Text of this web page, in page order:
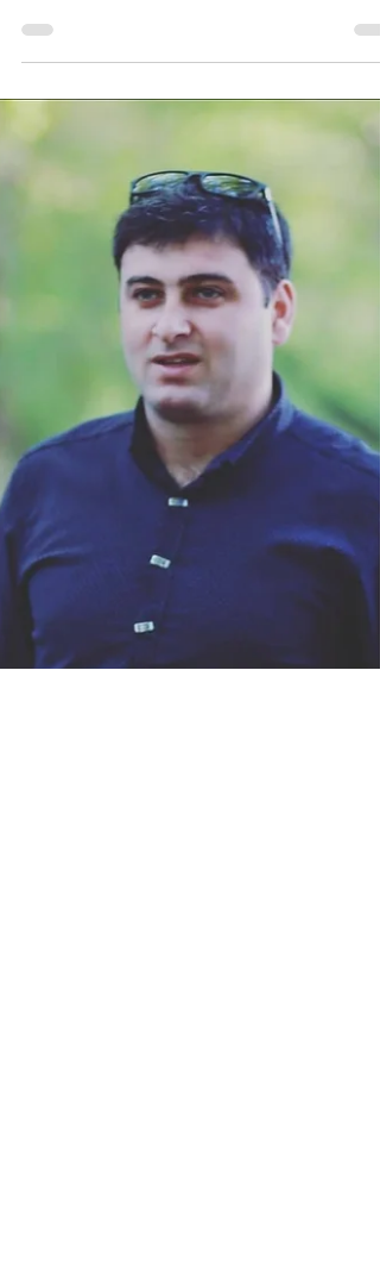
Შორენა თალაკვაძე
"პერსონა 2026" წლის
ტიტულით დაჯილდოვდება
საქართველოს წარმატებული ადამიანების
დაჯილდოების ცერემონია „პერსონა“
საზოგადოებას წარმოუდგენს გამორჩეულ
მწერალსა და ჟურნალისტს — შორენა
თალაკვაძეს, რომელიც „პერსონა 2026“-ის
ტიტულზეა წარდგენილი როგორც
მრავალმხრივი შემოქმედი, რომლის
საქმიანობაც აერთიანებს ჟურნალისტურ
სიზუსტესა და ლიტერატურულ სიღრმეს.
ონისეს ასული თალაკვაძე დაიბადა 1973 წლის
13 აგვისტოს ქალაქ ბათუმში. საშუალო
განათლება მიიღო ქალაქ ოზურგეთის №2
საჯარო სკოლაში. სკოლის დასრულების
სწავლა განაგრძო თბილი